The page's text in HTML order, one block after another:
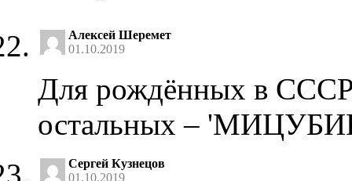
Алексей Шеремет
01.10.2019
Для рождённых в
остальных –
Сергей Кузнецов
01.10.2019